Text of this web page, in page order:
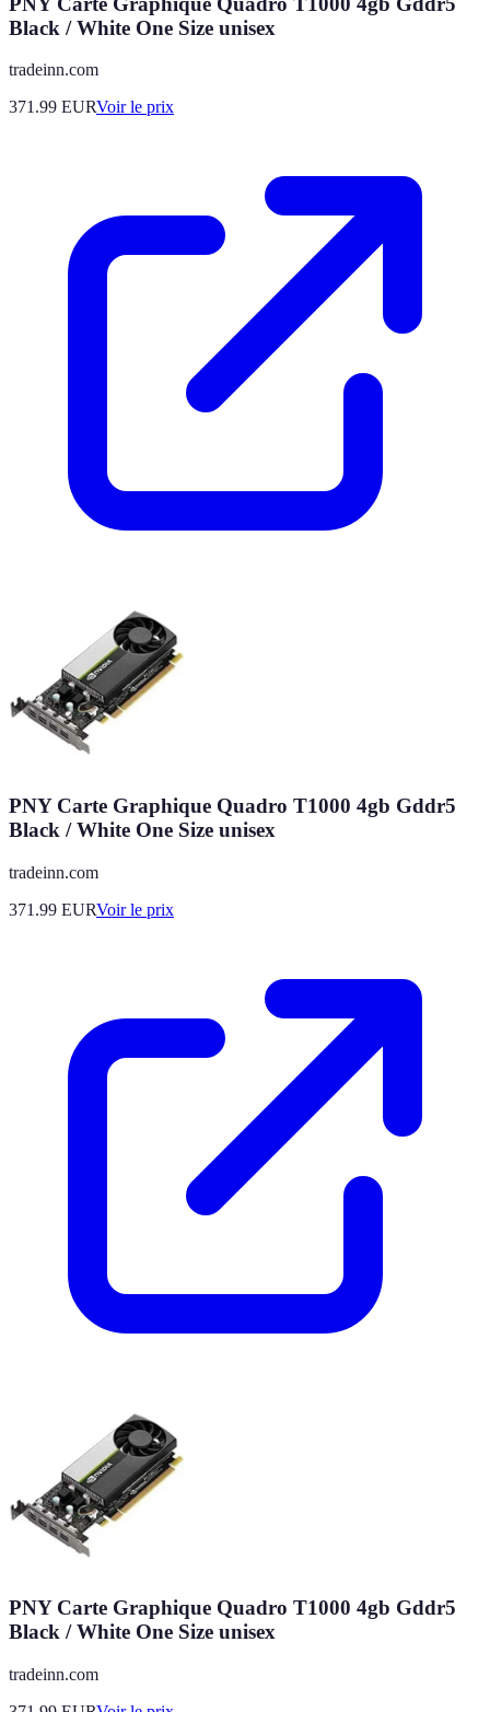
Black / White One Size unisex
tradeinn.com
371.99 EURVoir le prix
PNY Carte Graphique Quadro T1000 4gb Gddr5
Black / White One Size unisex
tradeinn.com
371.99 EURVoir le prix
PNY Carte Graphique Quadro T1000 4gb Gddr5
Black / White One Size unisex
tradeinn.com